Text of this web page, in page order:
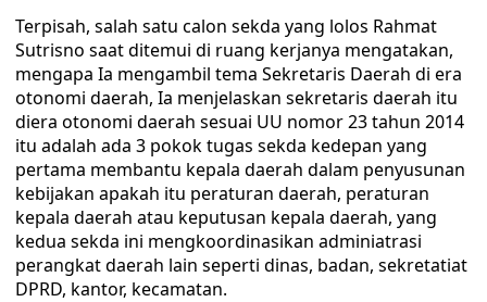
Terpisah, salah satu calon sekda yang lolos Rahmat
Sutrisno saat ditemui di ruang kerjanya mengatakan,
mengapa Ia mengambil tema Sekretaris Daerah di era
otonomi daerah, Ia menjelaskan sekretaris daerah itu
diera otonomi daerah sesuai UU nomor 23 tahun 2014
itu adalah ada 3 pokok tugas sekda kedepan yang
pertama membantu kepala daerah dalam penyusunan
kebijakan apakah itu peraturan daerah, peraturan
kepala daerah atau keputusan kepala daerah, yang
kedua sekda ini mengkoordinasikan adminiatrasi
perangkat daerah lain seperti dinas, badan, sekretatiat
DPRD, kantor, kecamatan.